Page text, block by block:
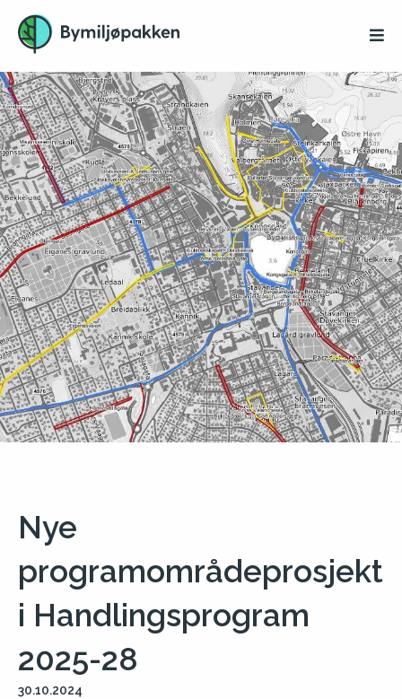
Nye
programområdeprosjekt
i Handlingsprogram
2025-28
30.10.2024